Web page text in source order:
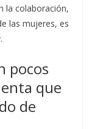
la colaboración,
las mujeres, es
pocos
que
de